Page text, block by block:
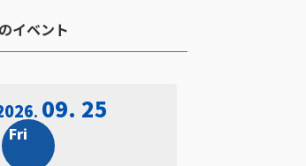
イベント​
09. 25
Fri